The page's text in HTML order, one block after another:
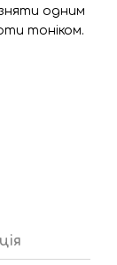
одним
тоніком.